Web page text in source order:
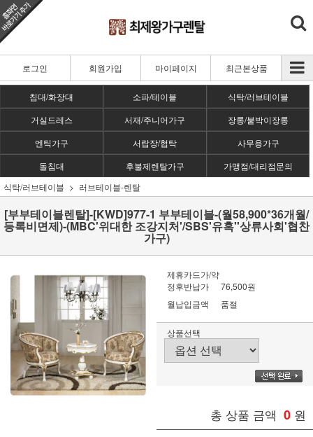
로그인 회원가입 마이페이지 최근본상품
침대/화장대 소파/테이블
식탁/러브테이블
거실드레스
서재/주니어가구
장롱/붙박이장롱
엔틱가구
서랍장/협탁
사무용가구
돌침대
후불제렌탈가구
가맹점/대리점문의
식탁/러브테이블
러브테이블-렌탈
[부부테이블렌탈]-[KWD]977-1 부부테이블-(월58,900*36개월/
등록비면제)-(MBC'위대한 조강지처'/SBS'유혹''상류사회'협찬
가구)
제휴카드가/약
정후반납가
76,500원
월납입금액
품절
상품선택
총 상품 금액 0 원